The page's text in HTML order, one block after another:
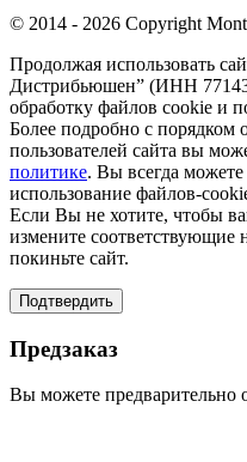
© 2014 - 2026 Copyright
Продолжая использовать
Дистрибьюшен” (ИНН
обработку файлов cookie и
Более подробно с порядком
пользователей сайта вы
политике. Вы всегда
использование файлов-
Если Вы не хотите, чтобы
измените соответствующие
покиньте сайт.
Подтвердить
Предзаказ
Вы можете предварительно